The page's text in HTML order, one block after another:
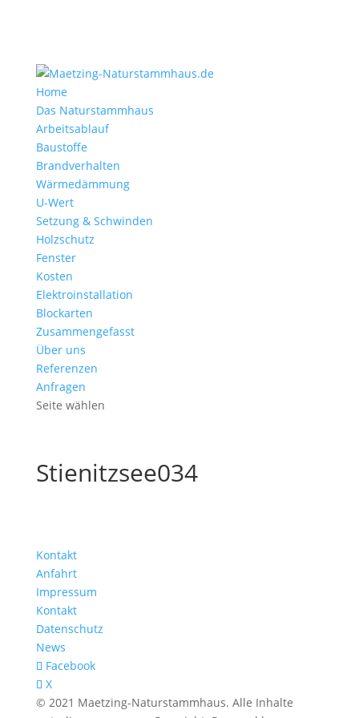
Home
Das Naturstammhaus
Arbeitsablauf
Baustoffe
Brandverhalten
Wärmedämmung
U-Wert
Setzung & Schwinden
Holzschutz
Fenster
Kosten
Elektroinstallation
Blockarten
Zusammengefasst
Über uns
Referenzen
Anfragen
Seite wählen
Stienitzsee034
Kontakt
Anfahrt
Impressum
Kontakt
Datenschutz
News
Facebook
X
© 2021 Maetzing-Naturstammhaus. Alle Inhalte